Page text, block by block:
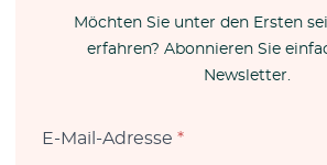
Möchten Sie unter den Ersten
erfahren? Abonnieren Sie
Newsletter.
E-Mail-Adresse *